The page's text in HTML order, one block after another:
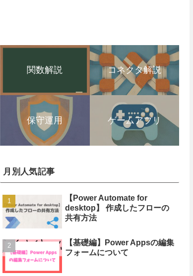
関数解説 コネクタ解説
保守運用 ゲームアプリ
月別人気記事
【Power Automate for
desktop】 作成したフローの
共有方法
【基礎編】Power Appsの編集
フォームについて